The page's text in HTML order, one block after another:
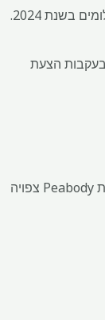
הצעת
בנובמבר הודיעה אנגלו הסכמים למכירת עסק הפחם שלה ליצירת פלדה בעד 4.9 מיליארד דולר, כאשר עסקת Peabody צפויה